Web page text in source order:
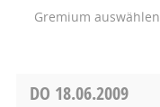
Gremium auswählen
DO 18.06.2009